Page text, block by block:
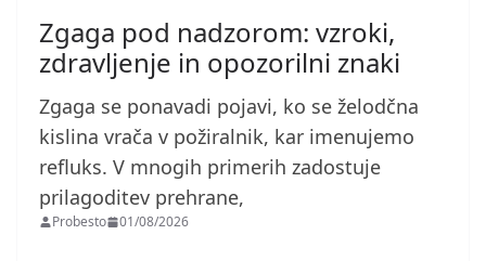
Zgaga pod nadzorom: vzroki,
zdravljenje in opozorilni znaki
Zgaga se ponavadi pojavi, ko se želodčna
kislina vrača v požiralnik, kar imenujemo
refluks. V mnogih primerih zadostuje
prilagoditev prehrane,
Probesto 01/08/2026